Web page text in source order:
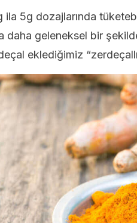
ila 5g dozajlarında
daha geleneksel bir
eklediğimiz